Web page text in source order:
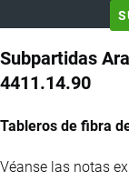
Subpartidas
4411.14.90
Tableros de fibra
Véanse las notas